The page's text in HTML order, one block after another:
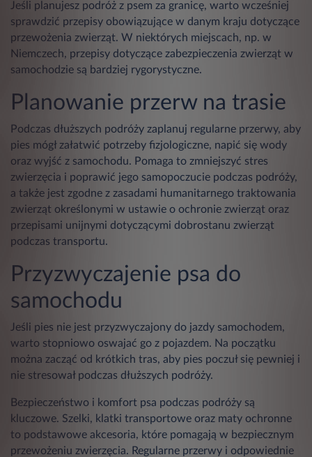
Jeśli planujesz podróż z psem za granicę, warto wcześniej
sprawdzić przepisy obowiązujące w danym kraju dotyczące
przewożenia zwierząt. W niektórych miejscach, np. w
Niemczech, przepisy dotyczące zabezpieczenia zwierząt w
samochodzie są bardziej rygorystyczne.
Planowanie przerw na trasie
Podczas dłuższych podróży zaplanuj regularne przerwy, aby
pies mógł załatwić potrzeby fizjologiczne, napić się wody
oraz wyjść z samochodu. Pomaga to zmniejszyć stres
zwierzęcia i poprawić jego samopoczucie podczas podróży,
a także jest zgodne z zasadami humanitarnego traktowania
zwierząt określonymi w ustawie o ochronie zwierząt oraz
przepisami unijnymi dotyczącymi dobrostanu zwierząt
podczas transportu.
Przyzwyczajenie psa do
samochodu
Jeśli pies nie jest przyzwyczajony do jazdy samochodem,
warto stopniowo oswajać go z pojazdem. Na początku
można zacząć od krótkich tras, aby pies poczuł się pewniej i
nie stresował podczas dłuższych podróży.
Bezpieczeństwo i komfort psa podczas podróży są
kluczowe. Szelki, klatki transportowe oraz maty ochronne
to podstawowe akcesoria, które pomagają w bezpiecznym
przewożeniu zwierzęcia. Regularne przerwy i odpowiednie